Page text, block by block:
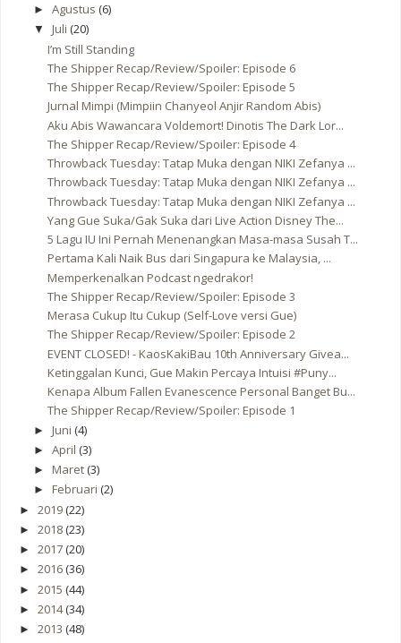
► Agustus (6)
▼ Juli (20)
I’m Still Standing
The Shipper Recap/Review/Spoiler: Episode 6
The Shipper Recap/Review/Spoiler: Episode 5
Jurnal Mimpi (Mimpiin Chanyeol Anjir Random Abis)
Aku Abis Wawancara Voldemort! Dinotis The Dark Lor...
The Shipper Recap/Review/Spoiler: Episode 4
Throwback Tuesday: Tatap Muka dengan NIKI Zefanya ...
Throwback Tuesday: Tatap Muka dengan NIKI Zefanya ...
Throwback Tuesday: Tatap Muka dengan NIKI Zefanya ...
Yang Gue Suka/Gak Suka dari Live Action Disney The...
5 Lagu IU Ini Pernah Menenangkan Masa-masa Susah T...
Pertama Kali Naik Bus dari Singapura ke Malaysia, ...
Memperkenalkan Podcast ngedrakor!
The Shipper Recap/Review/Spoiler: Episode 3
Merasa Cukup Itu Cukup (Self-Love versi Gue)
The Shipper Recap/Review/Spoiler: Episode 2
EVENT CLOSED! - KaosKakiBau 10th Anniversary Givea...
Ketinggalan Kunci, Gue Makin Percaya Intuisi #Puny...
Kenapa Album Fallen Evanescence Personal Banget Bu...
The Shipper Recap/Review/Spoiler: Episode 1
► Juni (4)
► April (3)
► Maret(3)
► Februari (2)
► 2019(22)
► 2018(23)
► 2017(20)
► 2016(36)
► 2015 (44)
► 2014(34)
► 2013 (48)